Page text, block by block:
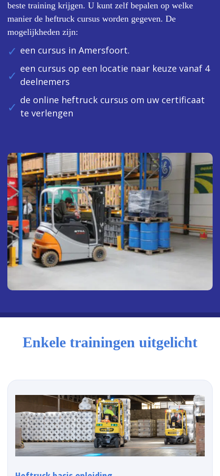
beste training krijgen. U kunt zelf bepalen op welke
manier de heftruck cursus worden gegeven. De
mogelijkheden zijn:
een cursus in Amersfoort.
een cursus op een locatie naar keuze vanaf 4
deelnemers
de online heftruck cursus om uw certificaat
te verlengen
Enkele trainingen uitgelicht